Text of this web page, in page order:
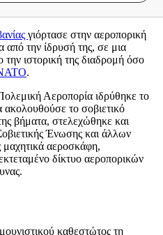
γιόρτασε στην αεροπορική
από την ίδρυσή της, σε μια
την ιστορική της διαδρομή όσο
.
Αεροπορία ιδρύθηκε το
το σοβιετικό
βήματα, στελεχώθηκε και
Ένωσης και άλλων
αεροσκάφη,
δίκτυο αεροπορικών
καθεστώτος τη